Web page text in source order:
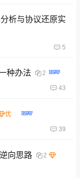
析与协议还原实
5
种办法
2
43
39
向思路 2